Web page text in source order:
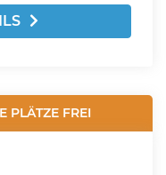
PLÄTZE FREI